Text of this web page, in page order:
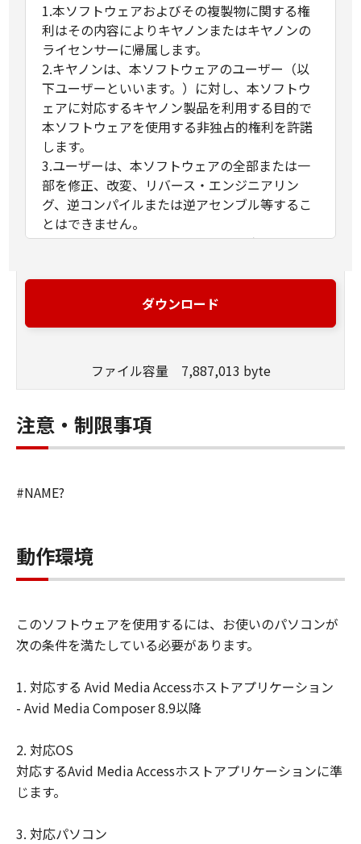
1.本ソフトウェアおよびその複製物に関する権
利はその内容によりキヤノンまたはキヤノンの
ライセンサーに帰属します。
2.キヤノンは、本ソフトウェアのユーザー（以
下ユーザーといいます。）に対し、本ソフトウ
ェアに対応するキヤノン製品を利用する目的で
本ソフトウェアを使用する非独占的権利を許諾
します。
3.ユーザーは、本ソフトウェアの全部または一
部を修正、改変、リバース・エンジニアリン
グ、逆コンパイルまたは逆アセンブル等するこ
とはできません。
4.キヤノン、キヤノンマーケティングジャパン
ソフトウェアがユーザーの特定の目的のために
適当であること、もしくは有用であること、ま
5.キヤノン、キヤノンマーケティングジャパン
ソフトウェアの使用に付随または関連して生ず
る直接的または間接的な損失、損害等につい
て、いかなる場合においても一切の責任を負い
6.ユーザーは、日本国政府または該当国の政府
輸出してはなりません。
ダウンロード
ファイル容量 7,887,013 byte
注意・制限事項
#NAME?
動作環境
このソフトウェアを使用するには、お使いのパソコンが
次の条件を満たしている必要があります。
1. 対応する Avid Media Accessホストアプリケーション
- Avid Media Composer 8.9以降
2. 対応OS
対応するAvid Media Accessホストアプリケーションに準
じます。
3. 対応パソコン